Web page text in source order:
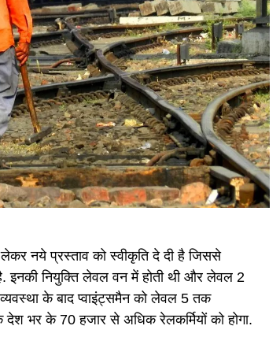
नये प्रस्ताव को स्वीकृति दे दी है जिससे
इनकी नियुक्ति लेवल वन में होती थी और लेवल 2
के बाद प्वाइंट्समैन को लेवल 5 तक
देश भर के 70 हजार से अधिक रेलकर्मियों को होगा.